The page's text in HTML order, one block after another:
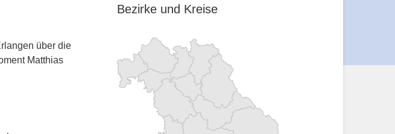
über die
Matthias
Bezirke und Kreise